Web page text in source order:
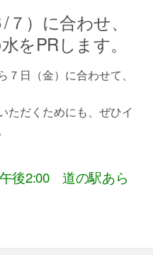
）に合わせ、
をPRします。
日（金）に合わせて、
ただくためにも、ぜひイ
後2:00 道の駅あら